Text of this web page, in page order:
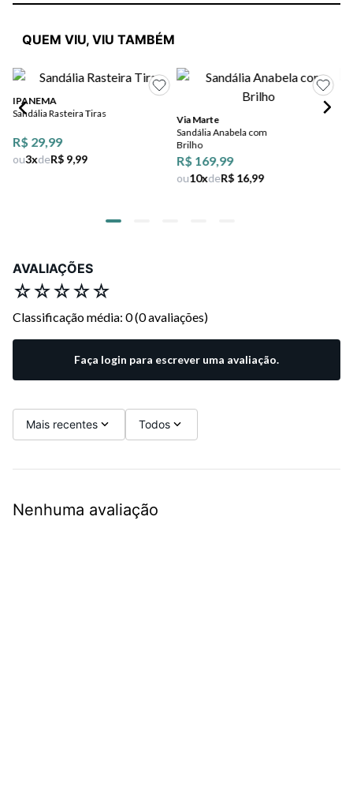
QUEM VIU, VIU TAMBÉM
IPANEMA
Sandália Rasteira Tiras
R$ 29,99
ou3xdeR$ 9,99
Via Marte
Sandália Anabela com
Brilho
R$ 169,99
ou10xdeR$ 16,99
AVALIAÇÕES
☆☆☆☆☆
Classificação média: 0(0 avaliações)
Faça login para escrever uma avaliação.
Mais recentes Todos
Nenhuma avaliação